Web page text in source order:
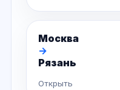
Москва
→
Рязань
Открыть